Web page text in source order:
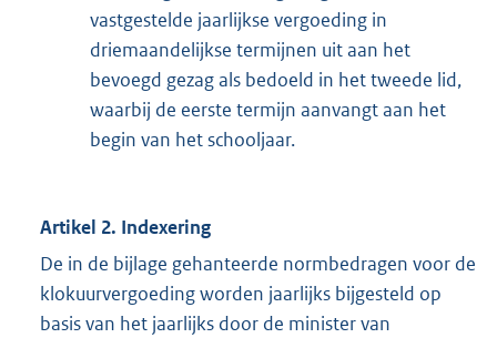
vastgestelde jaarlijkse vergoeding in
driemaandelijkse termijnen uit aan het
bevoegd gezag als bedoeld in het tweede lid,
waarbij de eerste termijn aanvangt aan het
begin van het schooljaar.
Artikel 2. Indexering
De in de bijlage gehanteerde normbedragen voor de
klokuurvergoeding worden jaarlijks bijgesteld op
basis van het jaarlijks door de minister van